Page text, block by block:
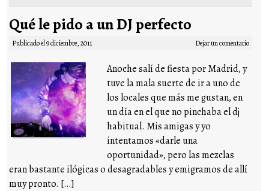
Qué le pido a un DJ perfecto
Publicado el9 diciembre, 2011 Dejar un comentario
Anoche salí de fiesta por Madrid, y
tuve la mala suerte de ir a uno de
los locales que más me gustan, en
un día en el que no pinchaba el dj
habitual. Mis amigas y yo
intentamos «darle una
oportunidad», pero las mezclas
eran bastante ilógicas o desagradables y emigramos de allí
muy pronto. […]